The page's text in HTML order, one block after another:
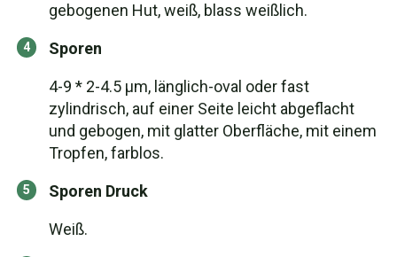
gebogenen Hut, weiß, blass weißlich.
Sporen
4-9 * 2-4.5 μm, länglich-oval oder fast
zylindrisch, auf einer Seite leicht abgeflacht
und gebogen, mit glatter Oberfläche, mit einem
Tropfen, farblos.
Sporen Druck
Weiß.